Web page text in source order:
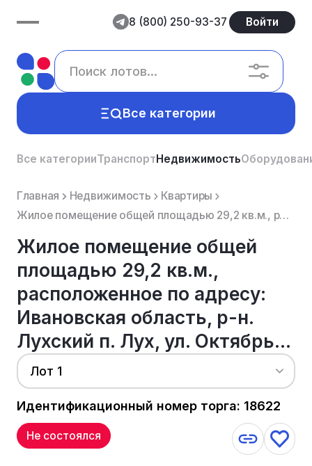
8 (800) 250-93-37 Войти
Все категории
Все категорииТранспортНедвижимость
Главная Недвижимость
Квартиры
Жилое помещение общей площадью 29,2 кв.м., расположенное по адресу: Ивановская область, р-н. Лухский...
Жилое помещение общей
площадью 29,2 кв.м.,
расположенное по адресу:
Ивановская область, р-н.
Лухский п. Лух, ул. Октябрь...
Лот 1
Идентификационный номер торга: 18622
Не состоялся